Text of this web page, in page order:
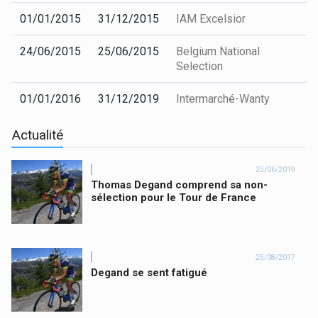
01/01/2015 31/12/2015 IAM Excelsior
24/06/2015 25/06/2015
Belgium National
Selection
01/01/2016 31/12/2019 Intermarché-Wanty
Actualité
25/06/2019
Thomas Degand comprend sa non-
sélection pour le Tour de France
25/08/2017
Degand se sent fatigué